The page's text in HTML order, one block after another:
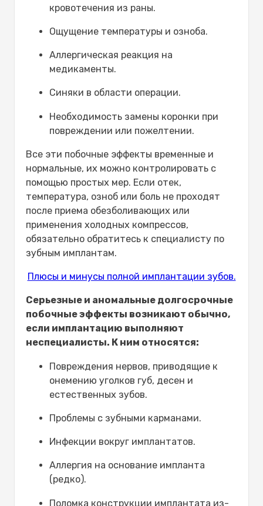
кровотечения из раны.
Ощущение температуры и озноба.
Аллергическая реакция на
медикаменты.
Синяки в области операции.
Необходимость замены коронки при
повреждении или пожелтении.
Все эти побочные эффекты временные и
нормальные, их можно контролировать с
помощью простых мер. Если отек,
температура, озноб или боль не проходят
после приема обезболивающих или
применения холодных компрессов,
обязательно обратитесь к специалисту по
зубным имплантам.
Плюсы и минусы полной имплантации зубов.
Серьезные и аномальные долгосрочные
побочные эффекты возникают обычно,
если имплантацию выполняют
неспециалисты. К ним относятся:
Повреждения нервов, приводящие к
онемению уголков губ, десен и
естественных зубов.
Проблемы с зубными карманами.
Инфекции вокруг имплантатов.
Аллергия на основание импланта
(редко).
Поломка конструкции имплантата из-